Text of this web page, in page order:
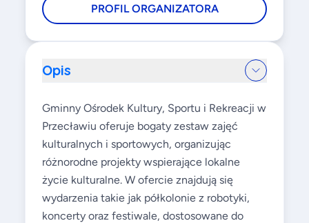
PROFIL ORGANIZATORA
Opis
Gminny Ośrodek Kultury, Sportu i Rekreacji w
Przecławiu oferuje bogaty zestaw zajęć
kulturalnych i sportowych, organizując
różnorodne projekty wspierające lokalne
życie kulturalne. W ofercie znajdują się
wydarzenia takie jak półkolonie z robotyki,
koncerty oraz festiwale, dostosowane do